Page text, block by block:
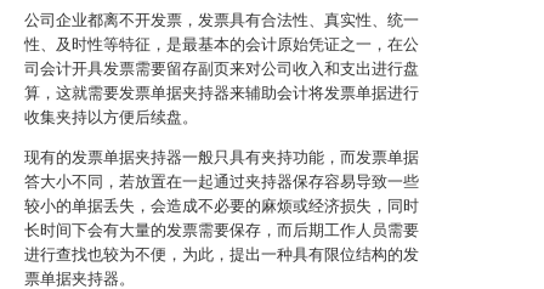
公司企业都离不开发票，发票具有合法性、真实性、统一
性、及时性等特征，是最基本的会计原始凭证之一，在公
司会计开具发票需要留存副页来对公司收入和支出进行盘
算，这就需要发票单据夹持器来辅助会计将发票单据进行
收集夹持以方便后续盘。
现有的发票单据夹持器一般只具有夹持功能，而发票单据
答大小不同，若放置在一起通过夹持器保存容易导致一些
较小的单据丢失，会造成不必要的麻烦或经济损失，同时
长时间下会有大量的发票需要保存，而后期工作人员需要
进行查找也较为不便，为此，提出一种具有限位结构的发
票单据夹持器。